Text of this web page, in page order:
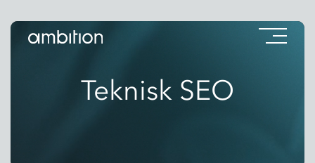
Videoafspiller
Videoafspiller
Teknisk SEO